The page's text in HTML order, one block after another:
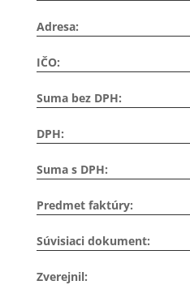
Adresa:
IČO:
Suma bez DPH:
DPH:
Suma s DPH:
Predmet faktúry:
Súvisiaci dokument:
Zverejnil: